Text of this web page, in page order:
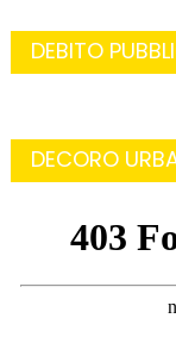
DEBITO
DECORO